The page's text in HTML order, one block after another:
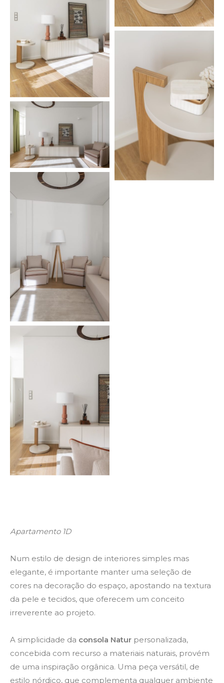
Apartamento 1D
Num estilo de design de interiores simples mas
elegante, é importante manter uma seleção de
cores na decoração do espaço, apostando na textura
da pele e tecidos, que oferecem um conceito
irreverente ao projeto.
A simplicidade da consola Natur personalizada,
concebida com recurso a materiais naturais, provém
de uma inspiração orgânica. Uma peça versátil, de
estilo nórdico, que complementa qualquer ambiente